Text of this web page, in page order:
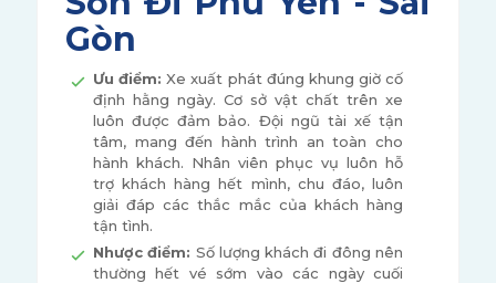
Gòn
Ưu điểm: Xe xuất phát đúng khung giờ cố
định hằng ngày. Cơ sở vật chất trên xe
luôn được đảm bảo. Đội ngũ tài xế tận
tâm, mang đến hành trình an toàn cho
hành khách. Nhân viên phục vụ luôn hỗ
trợ khách hàng hết mình, chu đáo, luôn
giải đáp các thắc mắc của khách hàng
tận tình.
Nhược điểm: Số lượng khách đi đông nên
thường hết vé sớm vào các ngày cuối